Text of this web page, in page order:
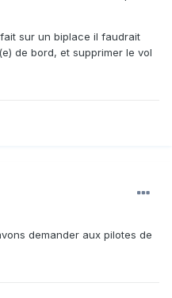
sur un biplace il faudrait
de bord, et supprimer le vol
demander aux pilotes de